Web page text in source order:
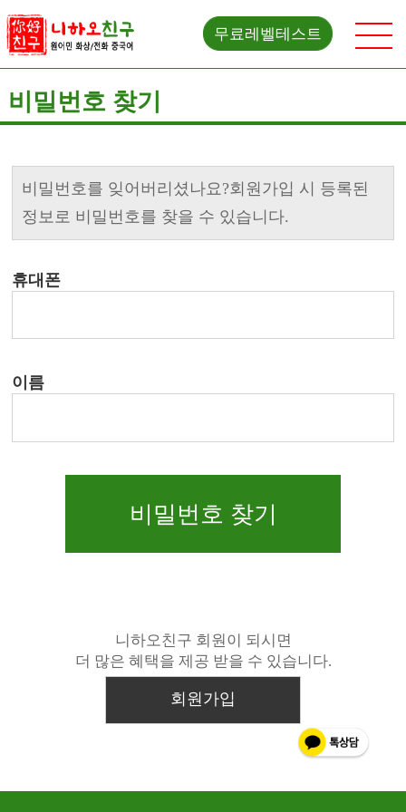
무료레벨테스트
비밀번호 찾기
비밀번호를 잊어버리셨나요?회원가입 시 등록된
정보로 비밀번호를 찾을 수 있습니다.
휴대폰
이름
비밀번호 찾기
니하오친구 회원이 되시면
더 많은 혜택을 제공 받을 수 있습니다.
회원가입